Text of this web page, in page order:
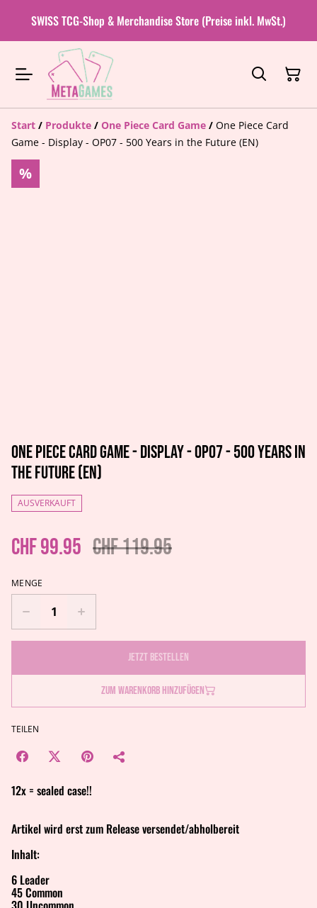
SWISS TCG-Shop & Merchandise Store (Preise inkl. MwSt.)
Start / Produkte / One Piece Card Game / One Piece Card
Game - Display - OP07 - 500 Years in the Future (EN)
%
One Piece Card Game - Display - OP07 - 500 Years in
the Future (EN)
AUSVERKAUFT
CHF 99.95 CHF 119.95
MENGE
Jetzt bestellen
Zum Warenkorb hinzufügen
TEILEN
12x = sealed case!!
Artikel wird erst zum Release versendet/abholbereit
Inhalt:
6 Leader
45 Common